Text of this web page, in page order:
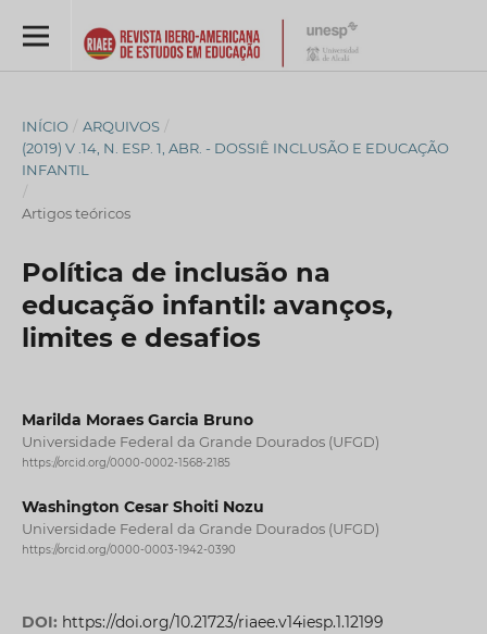
INÍCIO / ARQUIVOS /
(2019) V .14, N. ESP. 1, ABR. - DOSSIÊ INCLUSÃO E EDUCAÇÃO
INFANTIL
/
Artigos teóricos
Política de inclusão na
educação infantil: avanços,
limites e desafios
Marilda Moraes Garcia Bruno
Universidade Federal da Grande Dourados (UFGD)
https://orcid.org/0000-0002-1568-2185
Washington Cesar Shoiti Nozu
Universidade Federal da Grande Dourados (UFGD)
https://orcid.org/0000-0003-1942-0390
DOI: https://doi.org/10.21723/riaee.v14iesp.1.12199